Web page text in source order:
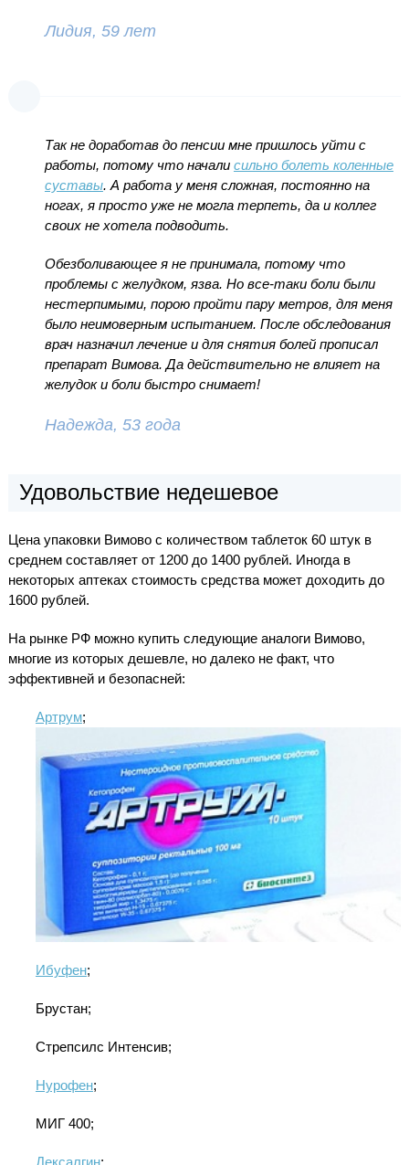
Лидия, 59 лет
Так не доработав до пенсии мне пришлось уйти с
работы, потому что начали сильно болеть коленные
суставы. А работа у меня сложная, постоянно на
ногах, я просто уже не могла терпеть, да и коллег
своих не хотела подводить.
Обезболивающее я не принимала, потому что
проблемы с желудком, язва. Но все-таки боли были
нестерпимыми, порою пройти пару метров, для меня
было неимоверным испытанием. После обследования
врач назначил лечение и для снятия болей прописал
препарат Вимова. Да действительно не влияет на
желудок и боли быстро снимает!
Надежда, 53 года
Удовольствие недешевое
Цена упаковки Вимово с количеством таблеток 60 штук в
среднем составляет от 1200 до 1400 рублей. Иногда в
некоторых аптеках стоимость средства может доходить до
1600 рублей.
На рынке РФ можно купить следующие аналоги Вимово,
многие из которых дешевле, но далеко не факт, что
эффективней и безопасней:
Артрум;
Ибуфен;
Брустан;
Стрепсилс Интенсив;
Нурофен;
МИГ 400;
Дексалгин;